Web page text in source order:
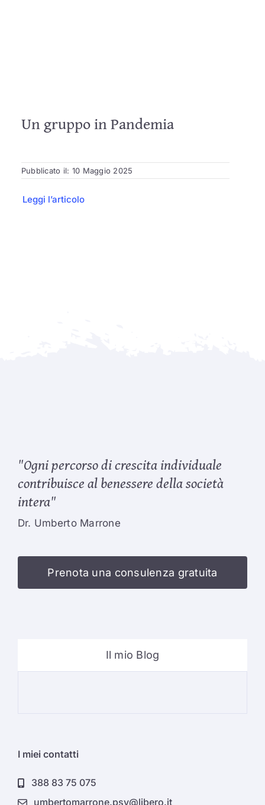
Un gruppo in Pandemia
Pubblicato il: 10 Maggio 2025
Leggi l’articolo
"Ogni percorso di crescita individuale
contribuisce al benessere della società
intera"
Dr. Umberto Marrone
Prenota una consulenza gratuita
Il mio Blog
I miei contatti
388 83 75 075
umbertomarrone.psy@libero.it